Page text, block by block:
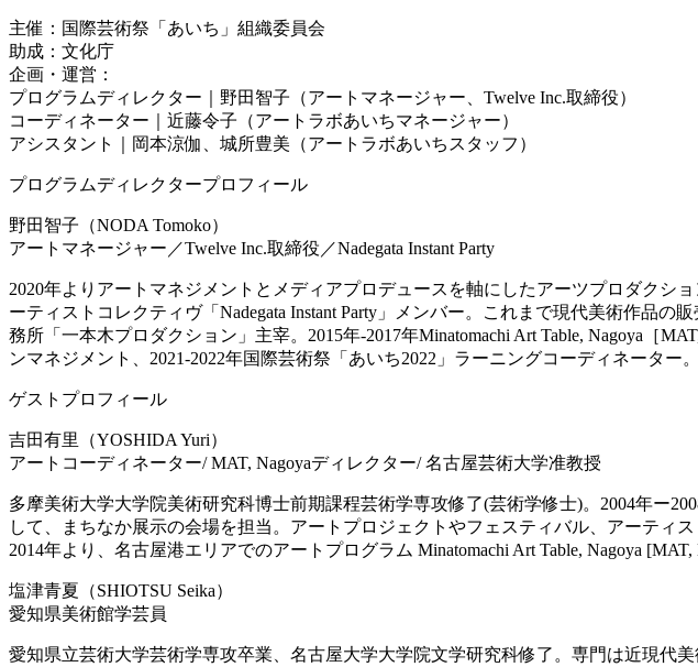
主催：国際芸術祭「あいち」組織委員会
助成：文化庁
企画・運営：
プログラムディレクター｜野田智子（アートマネージャー、Twelve Inc.取締役）
コーディネーター｜近藤令子（アートラボあいちマネージャー）
アシスタント｜岡本涼伽、城所豊美（アートラボあいちスタッフ）
プログラムディレクタープロフィール
野田智子（NODA Tomoko）
アートマネージャー／Twelve Inc.取締役／Nadegata Instant Party
2020年よりアートマネジメントとメディアプロデュースを軸にしたアーツプロダクシ
ーティストコレクティヴ「Nadegata Instant Party」メンバー。これまで現代美術作品
務所「一本木プロダクション」主宰。2015年-2017年Minatomachi Art Table, Nagoya［
ンマネジメント、2021-2022年国際芸術祭「あいち2022」ラーニングコーディネーター
ゲストプロフィール
吉田有里（YOSHIDA Yuri）
アートコーディネーター/ MAT, Nagoyaディレクター/ 名古屋芸術大学准教授
多摩美術大学大学院美術研究科博士前期課程芸術学専攻修了(芸術学修士)。2004年ー
して、まちなか展示の会場を担当。アートプロジェクトやフェスティバル、アーティ
2014年より、名古屋港エリアでのアートプログラム Minatomachi Art Table, Nagoya
塩津青夏（SHIOTSU Seika）
愛知県美術館学芸員
愛知県立芸術大学芸術学専攻卒業、名古屋大学大学院文学研究科修了。専門は近現代